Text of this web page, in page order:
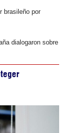
brasileño por
dialogaron sobre